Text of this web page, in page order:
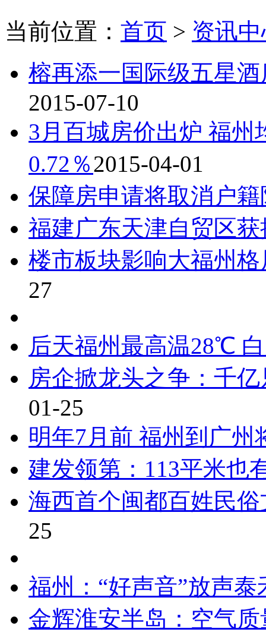
当前位置： 首页 > 资讯
榕再添一国际级五星
2015-07-10
3月百城房价出炉 福州
0.72％2015-04-01
保障房申请将取消户籍
福建广东天津自贸区
楼市板块影响大福州
27
后天福州最高温28℃
房企掀龙头之争：千
01-25
明年7月前 福州到广州
建发领第：113平米也
海西首个闽都百姓民
25
福州：“好声音”放声泰
金辉淮安半岛：空气